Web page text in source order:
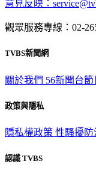
意見反映：
觀眾服務專線：02-
TVBS新聞網
關於我們 56新聞台節
政策與隱私
隱私權政策 性騷擾防
認識 TVBS